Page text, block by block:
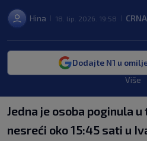
Hina 18. lip. 2026. 19:58
Dodajte N1 u
Više
Jedna je osoba poginula
nesreći oko 15:45 sati u